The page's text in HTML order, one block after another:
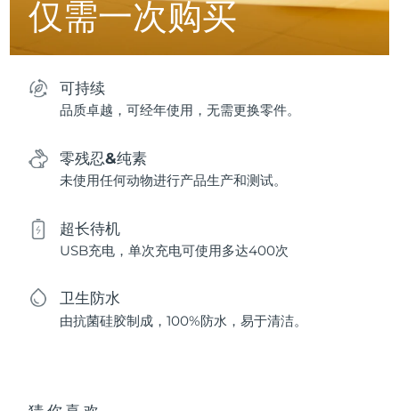
仅需一次购买
可持续
品质卓越，可经年使用，无需更换零件。
零残忍&纯素
未使用任何动物进行产品生产和测试。
超长待机
USB充电，单次充电可使用多达400次
卫生防水
由抗菌硅胶制成，100%防水，易于清洁。